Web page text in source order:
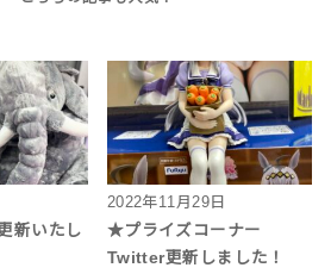
新いたし
2022年11月29日
★プライズコーナー
Twitter更新しました！